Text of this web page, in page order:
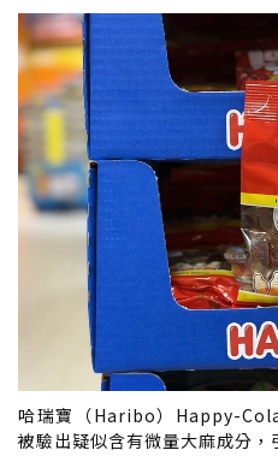
哈瑞寶（Haribo）Happy-
被驗出疑似含有微量大麻成分，